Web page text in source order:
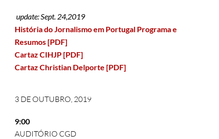
update: Sept. 24,2019
História do Jornalismo em Portugal Programa e
Resumos [PDF]
Cartaz CIHJP [PDF]
Cartaz Christian Delporte [PDF]
3 DE OUTUBRO, 2019
9:00
AUDITÓRIO CGD